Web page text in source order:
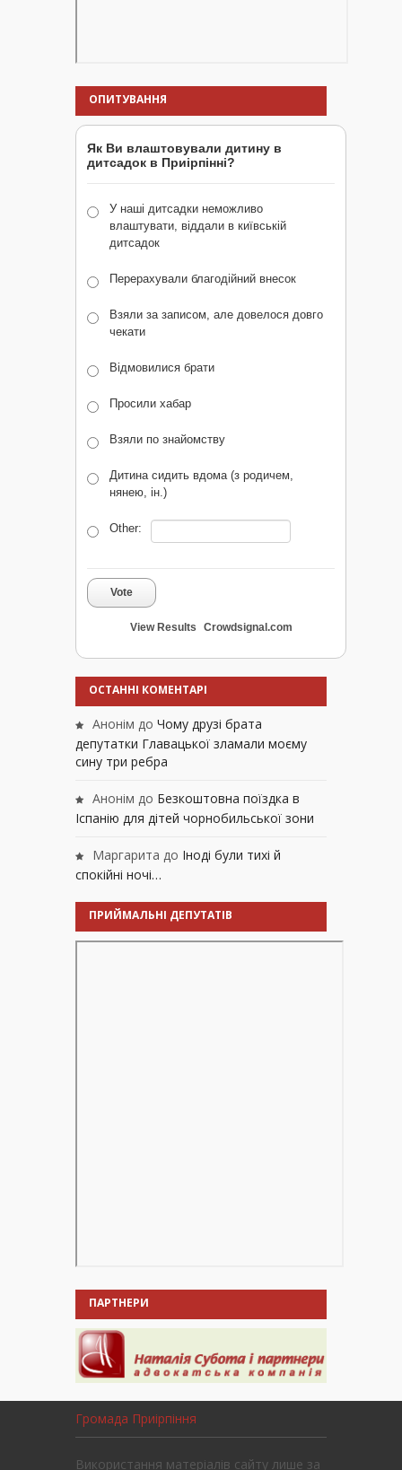
ОПИТУВАННЯ
Як Ви влаштовували дитину в
дитсадок в Приірпінні?
У наші дитсадки неможливо
влаштувати, віддали в київській
дитсадок
Перерахували благодійний внесок
Взяли за записом, але довелося довго
чекати
Відмовилися брати
Просили хабар
Взяли по знайомству
Дитина сидить вдома (з родичем,
нянею, ін.)
Other:
Vote
View Results Crowdsignal.com
ОСТАННІ КОМЕНТАРІ
Анонім до Чому друзі брата
депутатки Главацької зламали моєму
сину три ребра
Анонім до Безкоштовна поїздка в
Іспанію для дітей чорнобильської зони
Маргарита до Іноді були тихі й
спокійні ночі…
ПРИЙМАЛЬНІ ДЕПУТАТІВ
ПАРТНЕРИ
Громада Приірпіння
Використання матеріалів сайту лише за